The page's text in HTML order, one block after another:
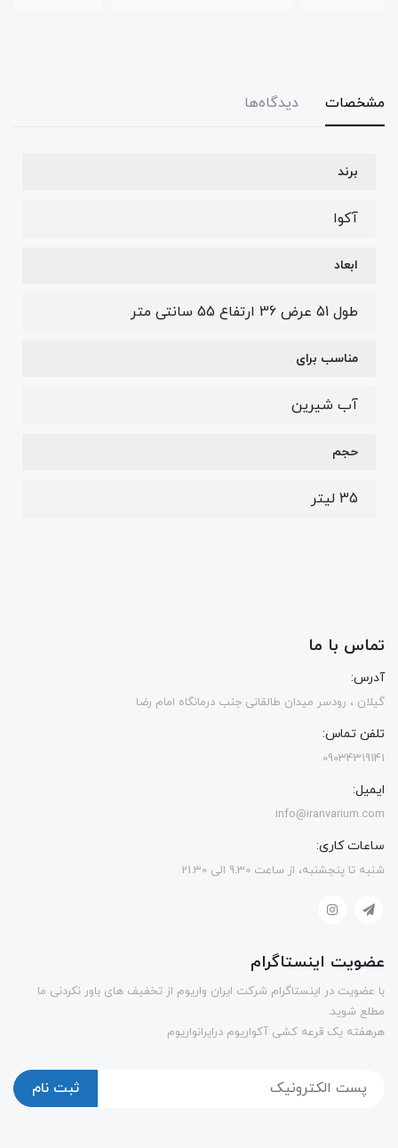
مشخصات دیدگاه‌ها
برند
آکوا
ابعاد
طول 51 عرض 36 ارتفاع 55 سانتی متر
مناسب برای
آب شیرین
حجم
35 لیتر
تماس با ما
آدرس:
گیلان ، رودسر میدان طالقانی جنب درمانگاه امام رضا
تلفن تماس:
09034319141
ایمیل:
info@iranvarium.com
ساعات کاری:
شنبه تا پنجشنبه، از ساعت 9.30 الی 21.30
عضویت اینستاگرام
با عضویت در اینستاگرام شرکت ایران واریوم از تخفیف های باور نکردنی ما
مطلع شوید.
هرهفته یک قرعه کشی آکواریوم درایرانواریوم
ثبت نام